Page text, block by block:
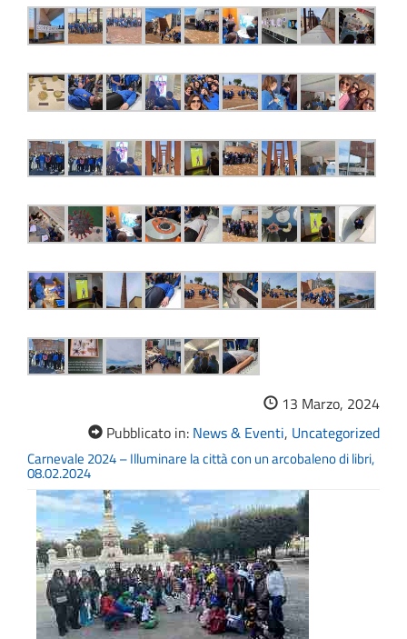
13 Marzo, 2024
Pubblicato in: News & Eventi, Uncategorized
Carnevale 2024 – Illuminare la città con un arcobaleno di libri,
08.02.2024